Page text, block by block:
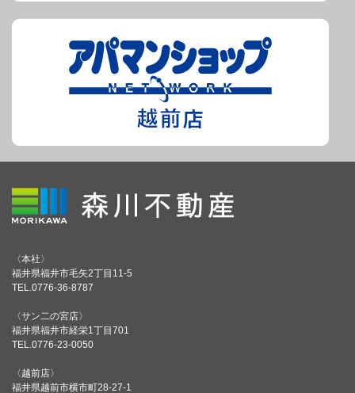
〈本社〉
福井県福井市毛矢2丁目11-5
TEL.0776-36-8787
〈サン二の宮店〉
福井県福井市経栄1丁目701
TEL.0776-23-0050
〈越前店〉
福井県越前市横市町28-27-1